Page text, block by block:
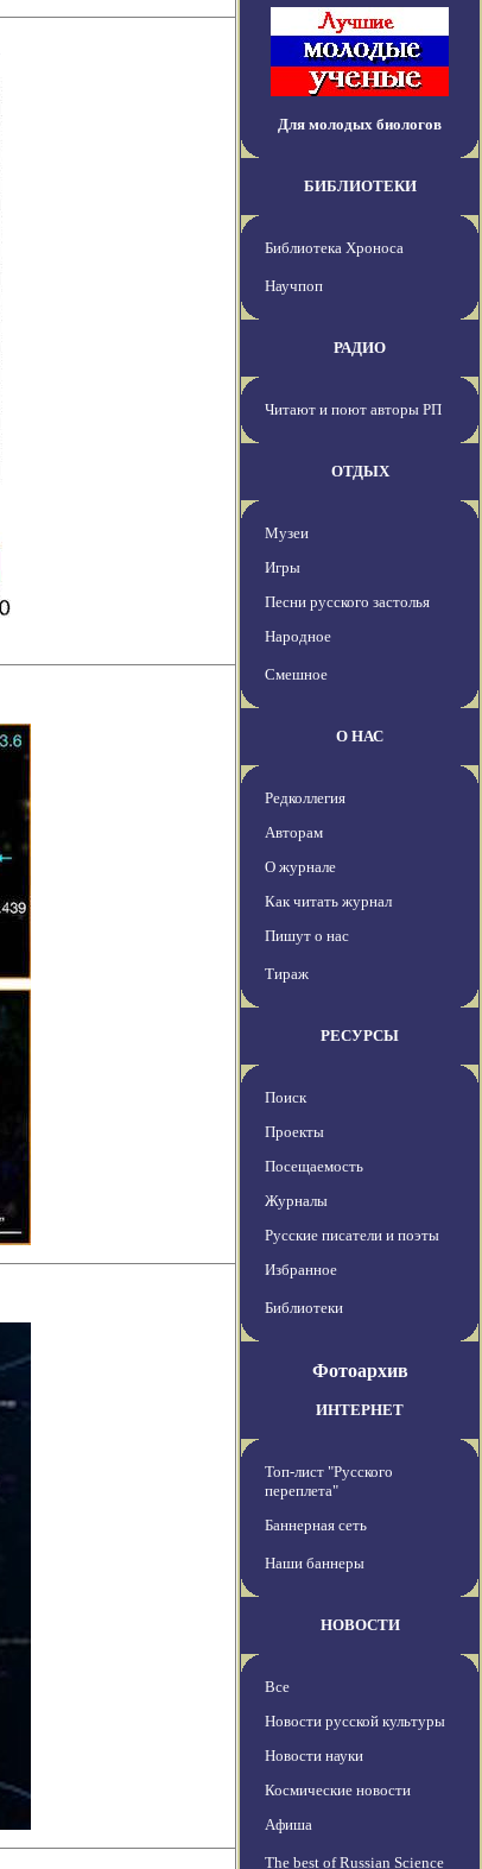
Для молодых биологов
БИБЛИОТЕКИ
Библиотека Хроноса
Научпоп
РАДИО
Читают и поют авторы РП
ОТДЫХ
Музеи
Игры
Песни русского застолья
Народное
Смешное
О НАС
Редколлегия
Авторам
О журнале
Как читать журнал
Пишут о нас
Тираж
РЕСУРСЫ
Поиск
Проекты
Посещаемость
Журналы
Русские писатели и поэты
Избранное
Библиотеки
Фотоархив
ИНТЕРНЕТ
Топ-лист "Русского
переплета"
Баннерная сеть
Наши баннеры
НОВОСТИ
Все
Новости русской культуры
Новости науки
Космические новости
Афиша
The best of Russian Science